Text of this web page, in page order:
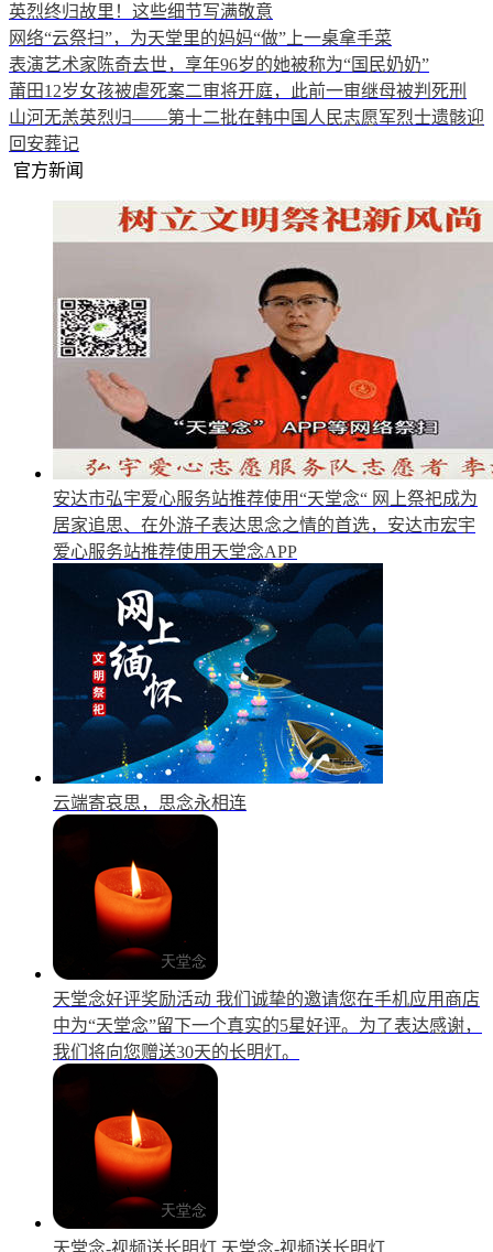
英烈终归故里！这些细节写满敬意
网络“云祭扫”，为天堂里的妈妈“做”上一桌拿手菜
表演艺术家陈奇去世，享年96岁的她被称为“国民奶奶”
莆田12岁女孩被虐死案二审将开庭，此前一审继母被判死刑
山河无恙英烈归——第十二批在韩中国人民志愿军烈士遗骸迎
回安葬记
官方新闻
安达市弘宇爱心服务站推荐使用“天堂念“ 网上祭祀成为
居家追思、在外游子表达思念之情的首选，安达市宏宇
爱心服务站推荐使用天堂念APP
云端寄哀思，思念永相连
天堂念好评奖励活动 我们诚挚的邀请您在手机应用商店
中为“天堂念”留下一个真实的5星好评。为了表达感谢，
我们将向您赠送30天的长明灯。
天堂念-视频送长明灯 天堂念-视频送长明灯